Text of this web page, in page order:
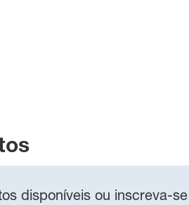
disponíveis ou inscreva-se